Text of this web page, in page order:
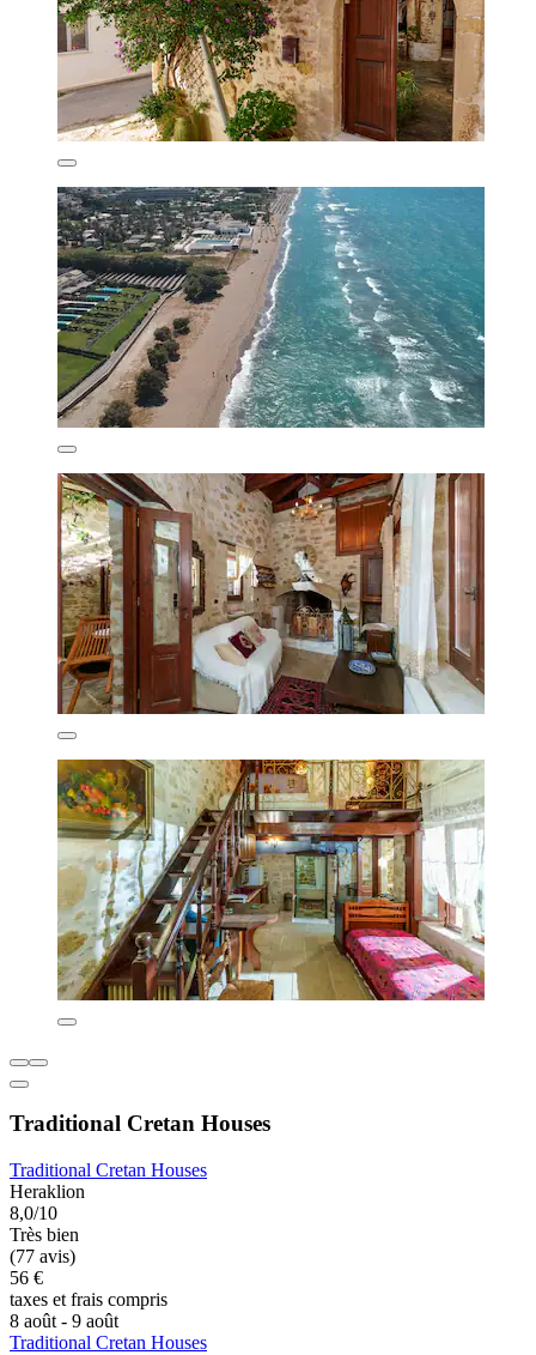
Traditional Cretan Houses
Traditional Cretan Houses
Heraklion
8,0/10
Très bien
(77 avis)
56 €
taxes et frais compris
8 août - 9 août
Traditional Cretan Houses